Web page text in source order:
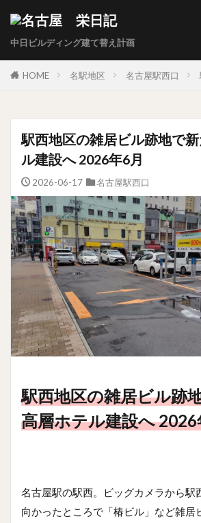
中日ビルディング建て替え計画
HOME 名駅地区 名古屋駅西口
駅西地区の雑居ビル跡地で
ル建設へ 2026年6月
2026-06-17 名古屋駅西口
駅西地区の雑居ビル跡
高層ホテル建設へ 2026
名古屋駅の駅西。ビッグカメラから駅
向かったところで「椿ビル」など雑居